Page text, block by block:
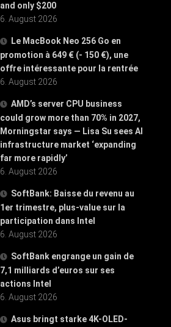
and only $200
6. August 2026
Le MacBook Neo 256 Go en
promotion à 649 € (- 150 €), une
offre intéressante pour la rentrée
6. August 2026
AMD’s server CPU business
could grow more than 70% in 2027,
Morningstar says — Lisa Su sees AI
infrastructure market ‘expanding
far more rapidly’
6. August 2026
SoftBank: Baisse du revenu au
1er trimestre, plus-value sur la
participation dans Intel
6. August 2026
SoftBank engrange un gain de
7,1 milliards d’euros sur ses
actions Intel
6. August 2026
Asus bringt starke 4K-OLED-